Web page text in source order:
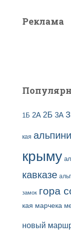
п
:Реклама
1Б 2А 2Б 3А
кая
крыму
кавказе
замок гора
кая марчека
новый